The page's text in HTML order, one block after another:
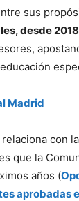
sus
desde
Madrid
con
que la
años (
aprobadas